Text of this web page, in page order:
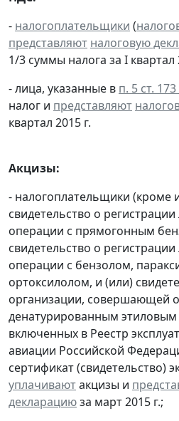
- налогоплательщики (
представляют налоговую
1/3 суммы налога за I квартал
- лица, указанные в п. 5 ст. 173
налог и представляют
квартал 2015 г.
Акцизы:
- налогоплательщики
свидетельство о
операции с прямогонным
свидетельство о
операции с бензолом,
ортоксилолом, и (или)
организации, совершающей
денатурированным
включенных в Реестр
авиации Российской
сертификат (свидетельство)
уплачиваютакцизы и
декларациюза март 2015 г.;